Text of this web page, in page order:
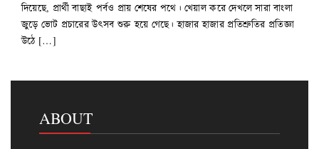
দিয়েছে, প্রার্থী বাছাই পর্বও প্রায় শেষের পথে। খেয়াল করে দেখলে সারা বাংলা
জুড়ে ভোট প্রচারের উৎসব শুরু হয়ে গেছে। হাজার হাজার প্রতিশ্রুতির প্রতিজ্ঞা
উঠে […]
ABOUT